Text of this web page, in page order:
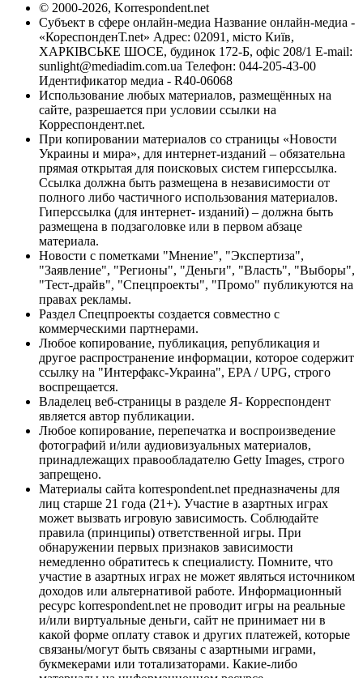
© 2000-2026, Korrespondent.net
Субъект в сфере онлайн-медиа Название онлайн-медиа -
«КореспонденТ.net» Адрес: 02091, місто Київ,
ХАРКІВСЬКЕ ШОСЕ, будинок 172-Б, офіс 208/1 E-mail:
sunlight@mediadim.com.ua Телефон: 044-205-43-00
Идентификатор медиа - R40-06068
Использование любых материалов, размещённых на
сайте, разрешается при условии ссылки на
Корреспондент.net.
При копировании материалов со страницы «Новости
Украины и мира», для интернет-изданий – обязательна
прямая открытая для поисковых систем гиперссылка.
Ссылка должна быть размещена в независимости от
полного либо частичного использования материалов.
Гиперссылка (для интернет- изданий) – должна быть
размещена в подзаголовке или в первом абзаце
материала.
Новости с пометками "Мнение", "Экспертиза",
"Заявление", "Регионы", "Деньги", "Власть", "Выборы",
"Тест-драйв", "Спецпроекты", "Промо" публикуются на
правах рекламы.
Раздел Спецпроекты создается совместно с
коммерческими партнерами.
Любое копирование, публикация, републикация и
другое распространение информации, которое содержит
ссылку на "Интерфакс-Украина", EPA / UPG, строго
воспрещается.
Владелец веб-страницы в разделе Я- Корреспондент
является автор публикации.
Любое копирование, перепечатка и воспроизведение
фотографий и/или аудиовизуальных материалов,
принадлежащих правообладателю Getty Images, строго
запрещено.
Материалы сайта korrespondent.net предназначены для
лиц старше 21 года (21+). Участие в азартных играх
может вызвать игровую зависимость. Соблюдайте
правила (принципы) ответственной игры. При
обнаружении первых признаков зависимости
немедленно обратитесь к специалисту. Помните, что
участие в азартных играх не может являться источником
доходов или альтернативой работе. Информационный
ресурс korrespondent.net не проводит игры на реальные
и/или виртуальные деньги, сайт не принимает ни в
какой форме оплату ставок и других платежей, которые
связаны/могут быть связаны с азартными играми,
букмекерами или тотализаторами. Какие-либо